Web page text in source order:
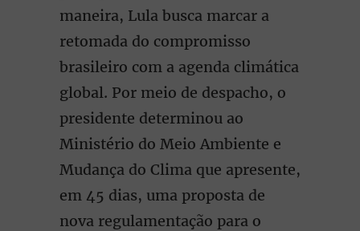
maneira, Lula busca marcar a
retomada do compromisso
brasileiro com a agenda climática
global. Por meio de despacho, o
presidente determinou ao
Ministério do Meio Ambiente e
Mudança do Clima que apresente,
em 45 dias, uma proposta de
nova regulamentação para o